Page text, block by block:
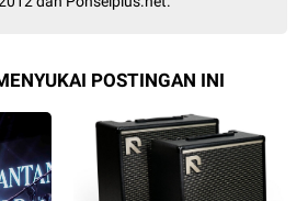
POSTINGAN INI